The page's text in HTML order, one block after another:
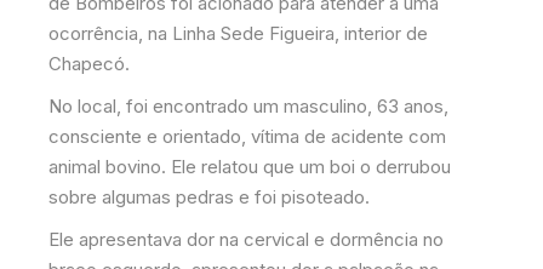
ocorrência, na Linha Sede Figueira, interior de
Chapecó.
No local, foi encontrado um masculino, 63 anos,
consciente e orientado, vítima de acidente com
animal bovino. Ele relatou que um boi o derrubou
sobre algumas pedras e foi pisoteado.
Ele apresentava dor na cervical e dormência no